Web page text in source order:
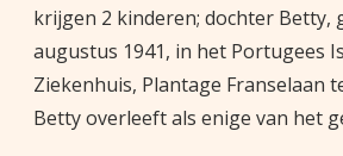
krijgen 2 kinderen; dochter Betty,
augustus 1941, in het Portugees
Ziekenhuis, Plantage Franselaan
Betty overleeft als enige van het